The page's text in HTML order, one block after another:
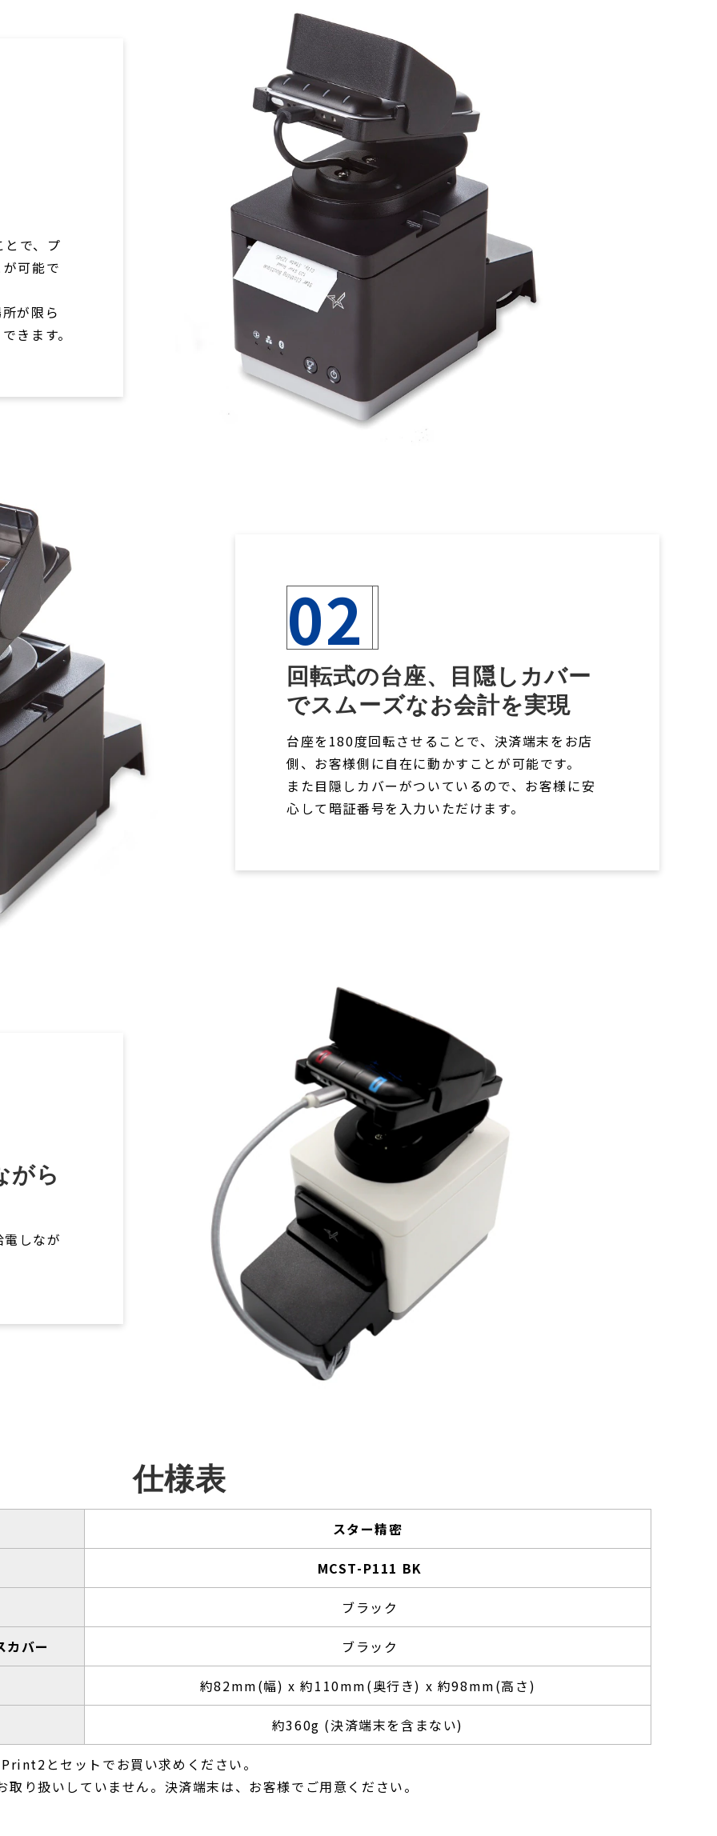
で、プ
可能で
が限ら
きます。
02
回転式の台座、目隠しカバー
でスムーズなお会計を実現
台座を180度回転させることで、決済端末をお店
側、お客様側に自在に動かすことが可能です。
また目隠しカバーがついているので、お客様に安
心して暗証番号を入力いただけます。
がら
しなが
仕様表
スター精密
MCST-P111 BK
ブラック
カバー ブラック
約82mm(幅) x 約110mm(奥行き) x 約98mm(高さ)
約360g (決済端末を含まない)
とセットでお買い求めください。
り扱いしていません。決済端末は、お客様でご用意ください。